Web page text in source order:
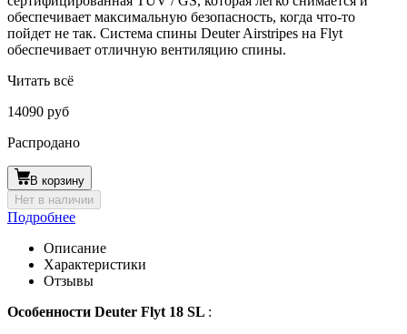
обеспечивает максимальную безопасность, когда что-то
пойдет не так. Система спины Deuter Airstripes на Flyt
обеспечивает отличную вентиляцию спины.
Читать всё
14090 руб
Распродано
В корзину
Нет в наличии
Подробнее
Описание
Характеристики
Отзывы
Особенности Deuter Flyt 18 SL :